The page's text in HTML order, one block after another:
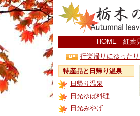
HOME ｜ 紅葉
行楽帰りにゆったり
特産品と日帰り温泉
日帰り温泉
日光ゆば料理
日光みやげ